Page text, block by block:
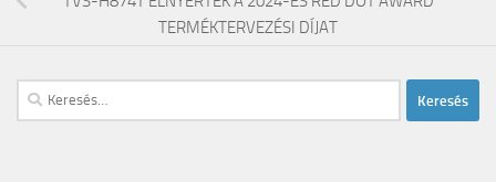
TERMÉKTERVEZÉSI DÍJAT
Keresés: